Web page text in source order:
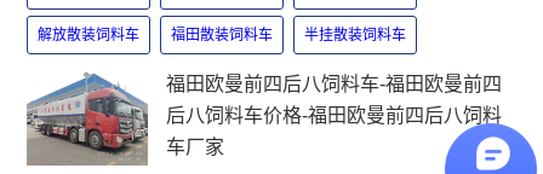
解放散装饲料车 福田散装饲料车 半挂散装饲料车
福田欧曼前四后八饲料车-福田欧曼前四
后八饲料车价格-福田欧曼前四后八饲料
车厂家